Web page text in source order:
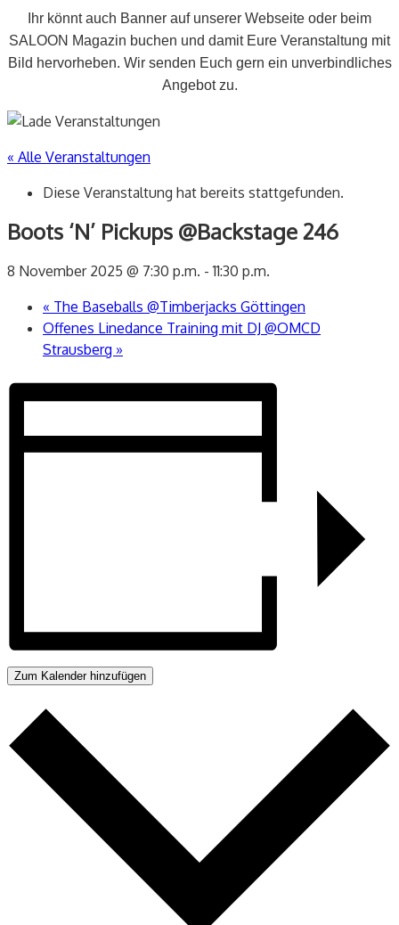
Ihr könnt auch Banner auf unserer Webseite oder beim
SALOON Magazin buchen und damit Eure Veranstaltung mit
Bild hervorheben. Wir senden Euch gern ein unverbindliches
Angebot zu.
« Alle Veranstaltungen
Diese Veranstaltung hat bereits stattgefunden.
Boots ‘N’ Pickups @Backstage 246
8 November 2025 @ 7:30 p.m. -11:30 p.m.
« The Baseballs @Timberjacks Göttingen
Offenes Linedance Training mit DJ @OMCD
Strausberg »
Zum Kalender hinzufügen